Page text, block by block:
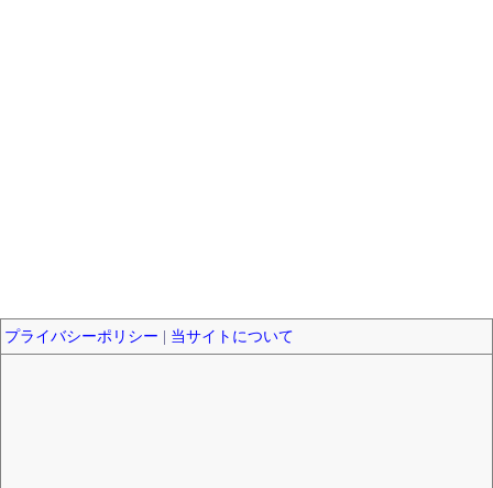
プライバシーポリシー 当サイトについて